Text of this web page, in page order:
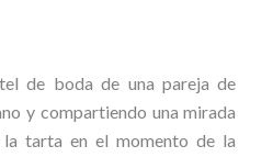
de boda de una pareja de
y compartiendo una mirada
tarta en el momento de la